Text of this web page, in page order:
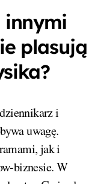
innymi
plasują
i
uwagę.
jak i
biznesie. W